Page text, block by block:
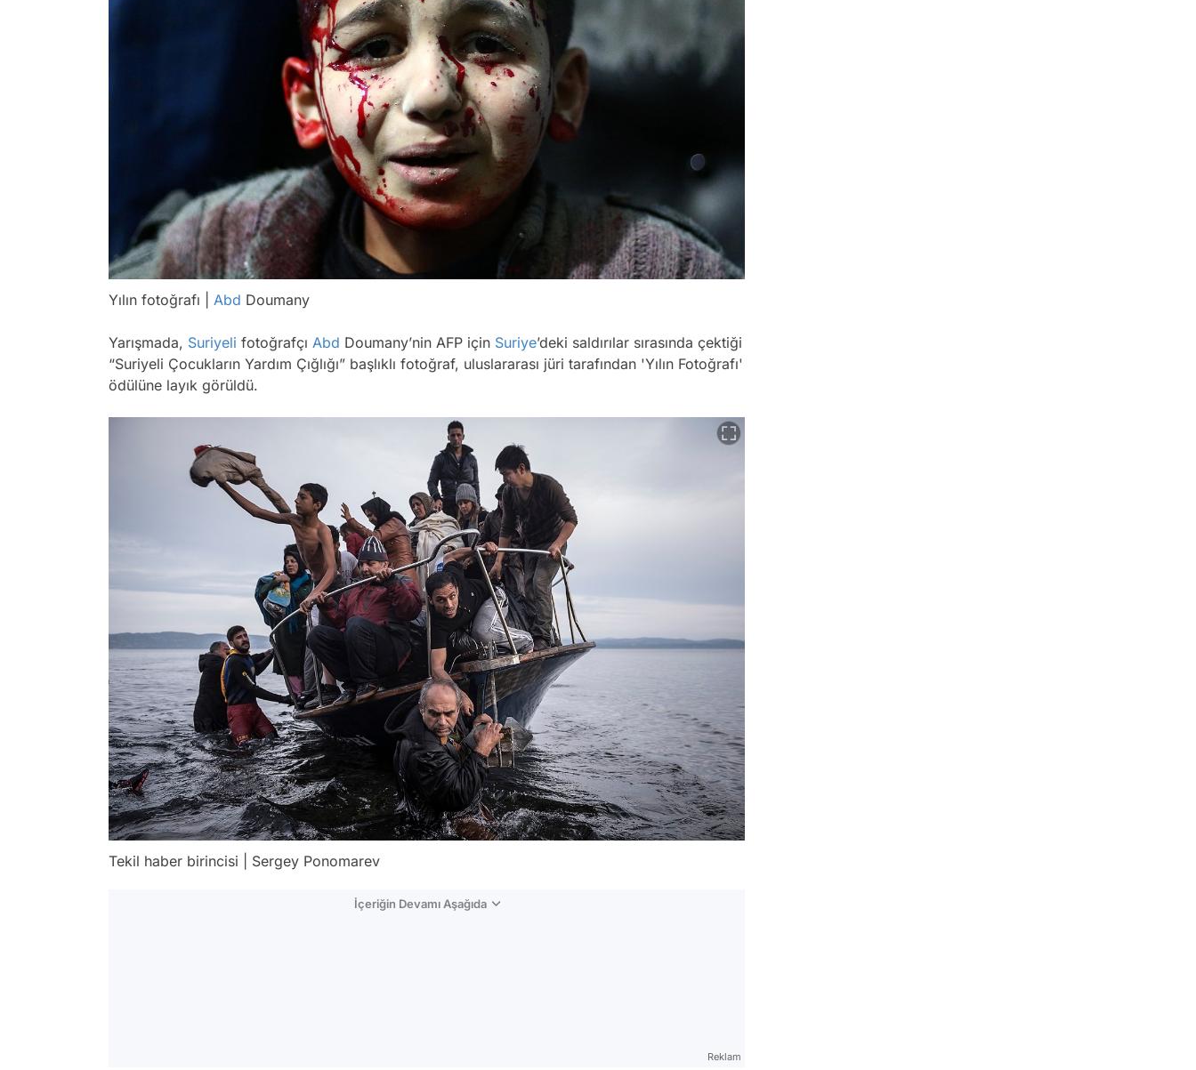
Yılın fotoğrafı | Abd Doumany
Yarışmada, Suriyeli fotoğrafçı Abd Doumany’nin AFP için Suriye’deki saldırılar sırasında çektiği
“Suriyeli Çocukların Yardım Çığlığı” başlıklı fotoğraf, uluslararası jüri tarafından 'Yılın Fotoğrafı'
ödülüne layık görüldü.
Tekil haber birincisi | Sergey Ponomarev
İçeriğin Devamı Aşağıda
Reklam